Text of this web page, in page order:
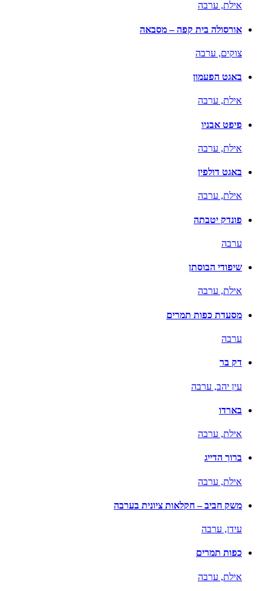
אילת, ערבה
אורסולה בית קפה – מסבאה
צוקים, ערבה
באגט הפעמון
אילת, ערבה
פיפט אבניו
אילת, ערבה
באגט דולפין
אילת, ערבה
פונדק יטבתה
ערבה
שיפודי הבוסתן
אילת, ערבה
מסעדת כפות תמרים
ערבה
דק בר
עין יהב, ערבה
בארדו
אילת, ערבה
ברוך הדייג
אילת, ערבה
משק חביב – חקלאות ציונית בערבה
עידן, ערבה
כפות תמרים
אילת, ערבה